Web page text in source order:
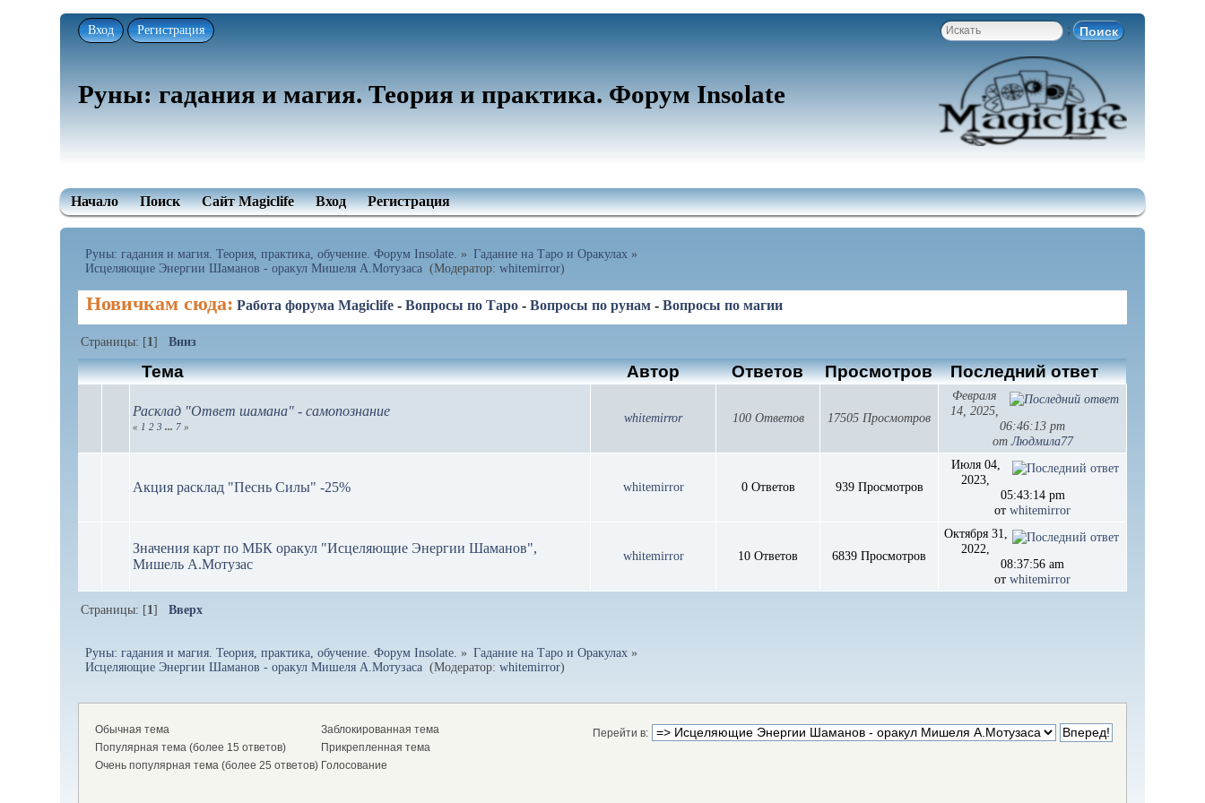
Вход Регистрация ;
Руны: гадания и магия. Теория и практика. Форум Insolate
Начало Поиск Сайт Magiclife Вход Регистрация
Руны: гадания и магия. Теория, практика, обучение. Форум Insolate. » Гадание на Таро и Оракулах »
Исцеляющие Энергии Шаманов - оракул Мишеля А.Мотузаса (Модератор:whitemirror)
Новичкам сюда: Работа форума Magiclife -Вопросы по Таро -Вопросы по рунам -Вопросы по магии
Страницы: [1]Вниз
Тема Автор Ответов Просмотров Последний ответ
Расклад "Ответ шамана" - самопознание
« 1 2 3 ... 7 »
whitemirror 100 Ответов 17505 Просмотров
Февраля
14, 2025,
06:46:13 pm
отЛюдмила77
Акция расклад "Песнь Силы" -25% whitemirror 0 Ответов 939 Просмотров
Июля 04,
2023,
05:43:14 pm
отwhitemirror
Значения карт по МБК оракул "Исцеляющие Энергии Шаманов",
Мишель А.Мотузас
whitemirror 10 Ответов 6839 Просмотров
Октября 31,
2022,
08:37:56 am
отwhitemirror
Страницы: [1]Вверх
Руны: гадания и магия. Теория, практика, обучение. Форум Insolate. » Гадание на Таро и Оракулах »
Исцеляющие Энергии Шаманов - оракул Мишеля А.Мотузаса (Модератор:whitemirror)
Перейти в:
Обычная тема
Популярная тема (более 15 ответов)
Очень популярная тема (более 25 ответов)
Заблокированная тема
Прикрепленная тема
Голосование